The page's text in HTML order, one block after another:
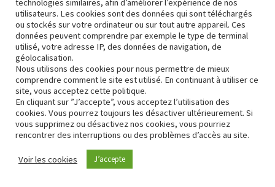
Conformité RGPD
technologies similaires, afin d’améliorer l’expérience de nos
utilisateurs. Les cookies sont des données qui sont téléchargés
ou stockés sur votre ordinateur ou sur tout autre appareil. Ces
données peuvent comprendre par exemple le type de terminal
utilisé, votre adresse IP, des données de navigation, de
géolocalisation.
Nous utilisons des cookies pour nous permettre de mieux
comprendre comment le site est utilisé. En continuant à utiliser ce
site, vous acceptez cette politique.
En cliquant sur ”J’accepte”, vous acceptez l’utilisation des
cookies. Vous pourrez toujours les désactiver ultérieurement. Si
vous supprimez ou désactivez nos cookies, vous pourriez
rencontrer des interruptions ou des problèmes d’accès au site.
Voir les cookies J’accepte